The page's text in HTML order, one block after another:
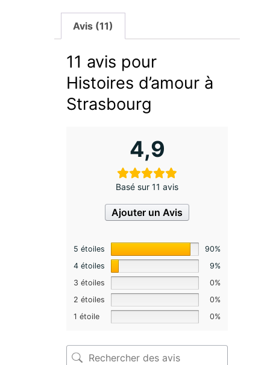
Avis (11)
11 avis pour
Histoires d’amour à
Strasbourg
4,9
Basé sur 11 avis
Ajouter un Avis
5 étoiles
90%
4 étoiles
9%
3 étoiles
0%
2 étoiles
0%
1 étoile
0%